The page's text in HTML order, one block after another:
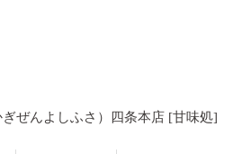
ぜんよしふさ）四条本店 [甘味処]